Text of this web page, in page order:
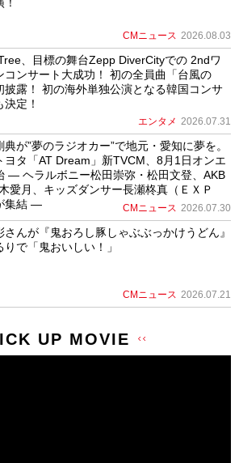
CMニュース 2026.08.03
、目標の舞台Zepp DiverCityでの 2ndワ
コンサート大成功！ 初の全員曲「台風の
披露！ 初の海外単独公演となる韓国コンサ
決定！
エンタメ 2026.07.31
典が”夢のラジオカー”で地元・愛知に夢を。
ヨタ「AT Dream」新TVCM、8月1日オンエ
― ヘラルボニー松田崇弥・松田文登、AKB
愛月、キッズダンサー長瀬柊真（ＥＸＰ
集結 ―
CMニュース 2026.07.30
さんが『鬼おろし豚しゃぶぶっかけうどん』
りで「鬼おいしい！」
CMニュース 2026.07.21
UP MOVIE